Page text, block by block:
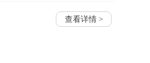
查看详情 >